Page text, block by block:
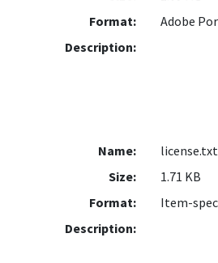
Format:
Adobe
Description:
Name:
license.txt
Size:
1.71 KB
Format:
Item-
Description: